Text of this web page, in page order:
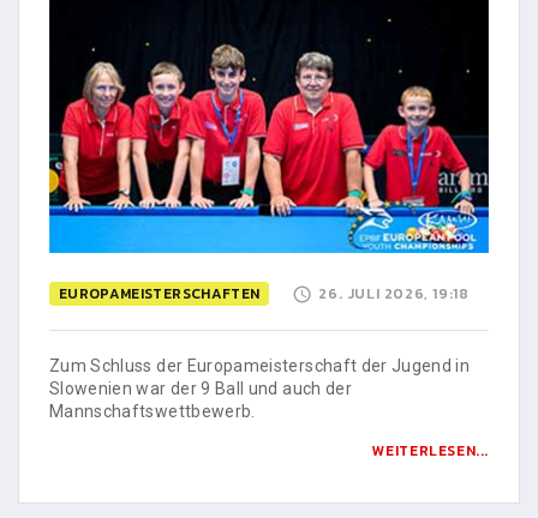
EUROPAMEISTERSCHAFTEN 26. JULI 2026, 19:18
Zum Schluss der Europameisterschaft der Jugend in
Slowenien war der 9 Ball und auch der
Mannschaftswettbewerb.
WEITERLESEN...